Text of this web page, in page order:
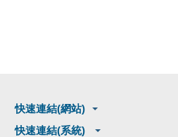
快速連結(網站)
快速連結(系統)